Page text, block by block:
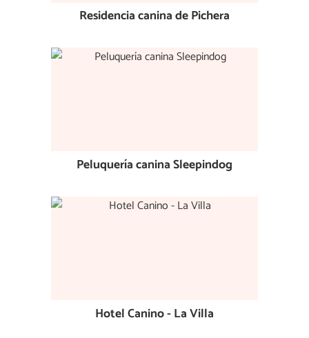
Residencia canina de Pichera
Peluquería canina Sleepindog
Hotel Canino - La Villa